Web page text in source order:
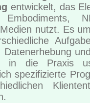
entwickelt, das
Embodiments,
nutzt. Es
in die Praxis
spezifizierte